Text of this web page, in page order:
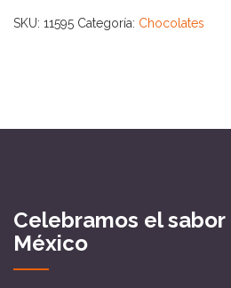
CT
cantidad
SKU: 11595 Categoría: Chocolates
Celebramos el
México